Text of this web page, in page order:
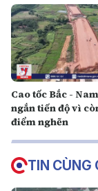
Cao tốc Bắc -
ngắn tiến độ vì
điểm nghẽn
TIN CÙNG